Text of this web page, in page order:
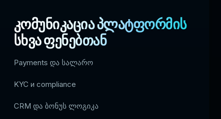
კომუნიკაცია პლატფორმის
სხვა ფენებთან
Payments და სალარო
KYC и compliance
CRM და ბონუს ლოგიკა